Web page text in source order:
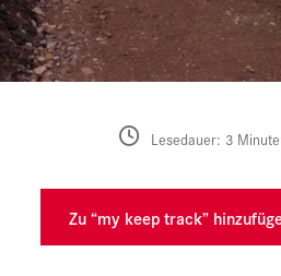
Lesedauer: 3
Zu “my keep track”